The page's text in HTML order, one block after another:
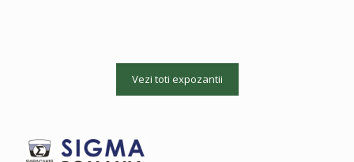
Vezi toti expozantii